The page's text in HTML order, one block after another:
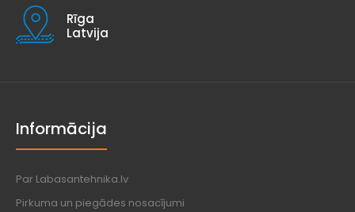
Rīga
Latvija
Informācija
Par Labasantehnika.lv
Pirkuma un piegādes nosacījumi